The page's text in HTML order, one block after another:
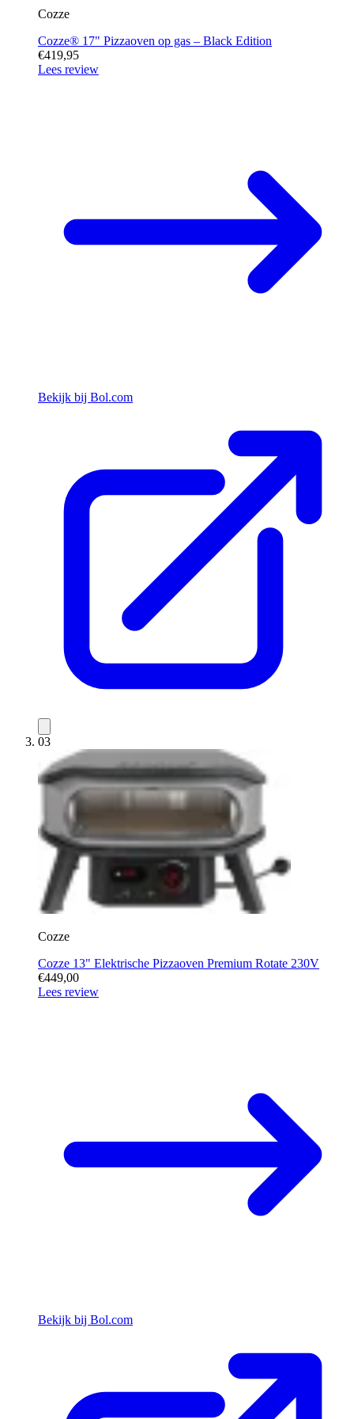
Cozze
Cozze® 17" Pizzaoven op gas – Black Edition
€419,95
Lees review
Bekijk bij Bol.com
03
Cozze
Cozze 13" Elektrische Pizzaoven Premium Rotate 230V
€449,00
Lees review
Bekijk bij Bol.com